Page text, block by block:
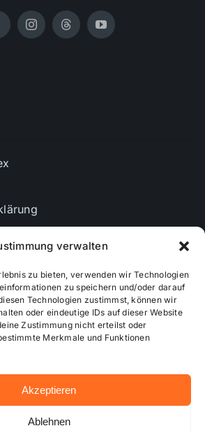
verwalten
zu bieten, verwenden wir Technologien
zu speichern und/oder darauf
Technologien zustimmst, können wir
oder eindeutige IDs auf dieser Website
Zustimmung nicht erteilst oder
Merkmale und Funktionen
Akzeptieren
Ablehnen
(EU)
...online besser informiert!